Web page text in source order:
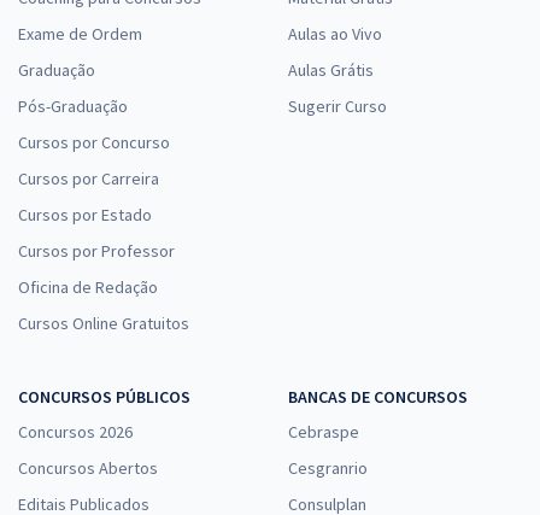
Exame de Ordem
Graduação
Pós-Graduação
Cursos por Concurso
Cursos por Carreira
Cursos por Estado
Cursos por Professor
Oficina de Redação
Cursos Online Gratuitos
Aulas ao Vivo
Aulas Grátis
Sugerir Curso
CONCURSOS PÚBLICOS
Concursos 2026
Concursos Abertos
Editais Publicados
BANCAS DE CONCURSOS
Cebraspe
Cesgranrio
Consulplan